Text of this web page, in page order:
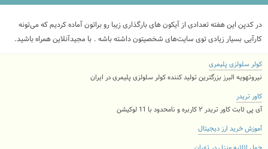
در کدپن این هفته تعدادی از آیکون های بارگذاری زیبا رو براتون آماده کردیم که می‌تونه
کارآیی بسیار زیادی توی سایت‌های شخصیتون داشته باشه . با مجیدآنلاین همراه باشید.
کولر سلولزی پلیمری
نیروتهویه البرز بزرگترین تولید کننده کولر سلولزی پلیمری در ایران
کاور تریدر
آی پی ثابت کاور تریدر ۲ کاربره و نامحدود با 11 لوکیشن
آموزش خرید ارز دیجیتال